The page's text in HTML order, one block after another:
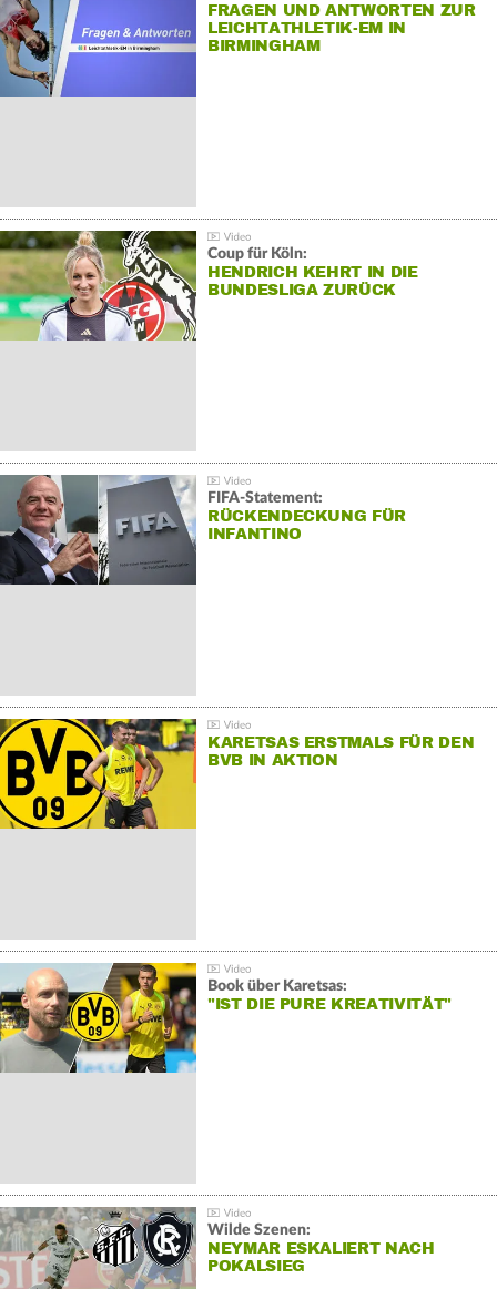
FRAGEN UND ANTWORTEN ZUR
LEICHTATHLETIK-EM IN
BIRMINGHAM
Coup für Köln:
HENDRICH KEHRT IN DIE
BUNDESLIGA ZURÜCK
FIFA-Statement:
RÜCKENDECKUNG FÜR
INFANTINO
KARETSAS ERSTMALS FÜR DEN
BVB IN AKTION
Book über Karetsas:
"IST DIE PURE KREATIVITÄT"
Wilde Szenen:
NEYMAR ESKALIERT NACH
POKALSIEG